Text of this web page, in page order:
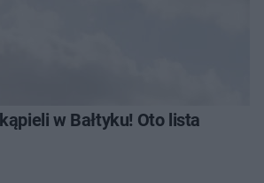
w Bałtyku! Oto lista